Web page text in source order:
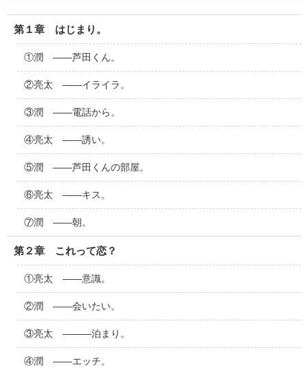
第１章 はじまり。
①潤 ――芦田くん。
②亮太 ――イライラ。
③潤 ――電話から。
④亮太 ――誘い。
⑤潤 ――芦田くんの部屋。
⑥亮太 ――キス。
⑦潤 ――朝。
第２章 これって恋？
①亮太 ――意識。
②潤 ――会いたい。
③亮太 ―――泊まり。
④潤 ――エッチ。